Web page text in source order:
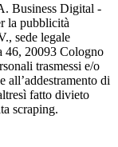
Business Digital -
la pubblicità
sede legale
46, 20093 Cologno
trasmessi e/o
di
fatto divieto
scraping.